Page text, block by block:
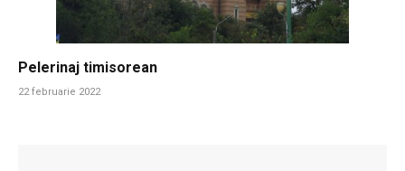
Pelerinaj timisorean
22 februarie 2022